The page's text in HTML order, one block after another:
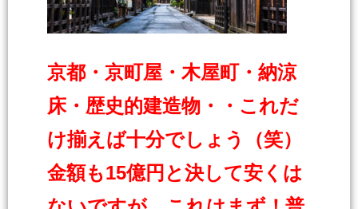
京都・京町屋・木屋町・納涼
床・歴史的建造物・・これだ
け揃えば十分でしょう（笑）
金額も15億円と決して安くは